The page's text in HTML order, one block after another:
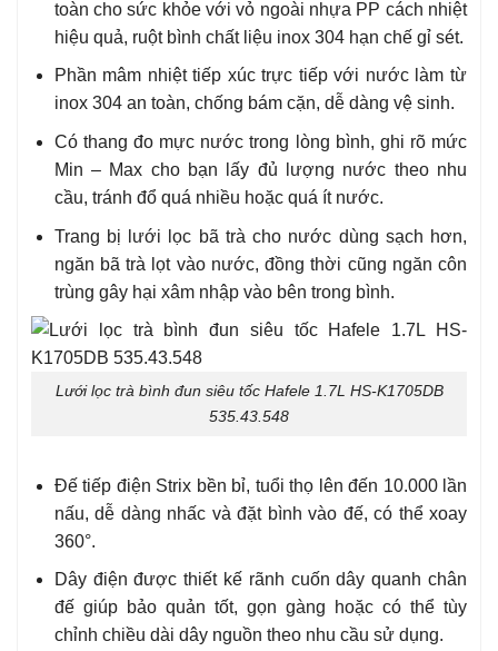
toàn cho sức khỏe với vỏ ngoài nhựa PP cách nhiệt
hiệu quả, ruột bình chất liệu inox 304 hạn chế gỉ sét.
Phần mâm nhiệt tiếp xúc trực tiếp với nước làm từ
inox 304 an toàn, chống bám cặn, dễ dàng vệ sinh.
Có thang đo mực nước trong lòng bình, ghi rõ mức
Min – Max cho bạn lấy đủ lượng nước theo nhu
cầu, tránh đổ quá nhiều hoặc quá ít nước.
Trang bị lưới lọc bã trà cho nước dùng sạch hơn,
ngăn bã trà lọt vào nước, đồng thời cũng ngăn côn
trùng gây hại xâm nhập vào bên trong bình.
Lưới lọc trà bình đun siêu tốc Hafele 1.7L HS-K1705DB
535.43.548
Đế tiếp điện Strix bền bỉ, tuổi thọ lên đến 10.000 lần
nấu, dễ dàng nhấc và đặt bình vào đế, có thể xoay
360°.
Dây điện được thiết kế rãnh cuốn dây quanh chân
đế giúp bảo quản tốt, gọn gàng hoặc có thể tùy
chỉnh chiều dài dây nguồn theo nhu cầu sử dụng.